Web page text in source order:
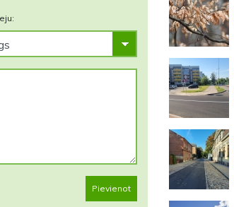
Pievienot